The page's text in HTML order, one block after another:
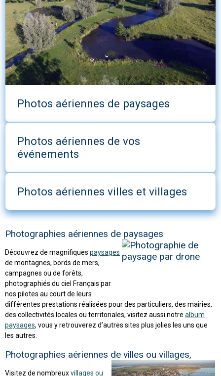
Photos aériennes de paysages
Photos aériennes de vos
événements
Photos aériennes villes et villages
Photographies aériennes de paysages
Découvrez de magnifiques paysages
de montagnes, bords de mers,
campagnes ou de forêts,
photographiés du ciel Français par
nos pilotes au court de leurs
différentes prestations réalisées pour des particuliers, des mairies,
des collectivités locales ou territoriales, visitez aussi notre album
paysages, vous y retrouverez d’autres sites plus jolies les uns que
les autres.
Photographies aériennes de villes ou villages,
Visitez de nombreuxvillages ou